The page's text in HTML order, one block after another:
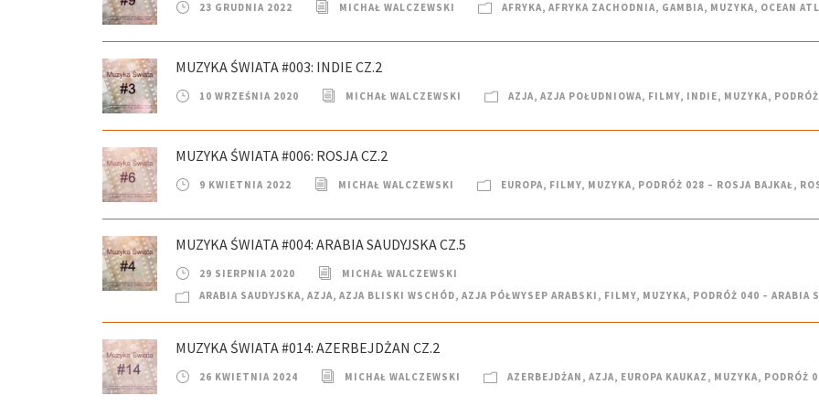
23 GRUDNIA 2022 MICHAŁ WALCZEWSKI AFRYKA, AFRYKA ZACHODNIA, GAMBIA, MUZYKA, OCEAN
MUZYKA ŚWIATA #003: INDIE CZ.2
10 WRZEŚNIA 2020 MICHAŁ WALCZEWSKI AZJA, AZJA POŁUDNIOWA, FILMY, INDIE, MUZYKA,
MUZYKA ŚWIATA #006: ROSJA CZ.2
9 KWIETNIA 2022 MICHAŁ WALCZEWSKI EUROPA, FILMY, MUZYKA, PODRÓŻ 028 – ROSJA BAJKAŁ,
MUZYKA ŚWIATA #004: ARABIA SAUDYJSKA CZ.5
29 SIERPNIA 2020
MICHAŁ WALCZEWSKI
ARABIA SAUDYJSKA, AZJA, AZJA BLISKI WSCHÓD, AZJA PÓŁWYSEP ARABSKI , FILMY, MUZYKA, PODRÓŻ 040 – ARABIA
MUZYKA ŚWIATA #014: AZERBEJDŻAN CZ.2
26 KWIETNIA 2024 MICHAŁ WALCZEWSKI AZERBEJDŻAN , AZJA, EUROPA KAUKAZ , MUZYKA, PODRÓŻ